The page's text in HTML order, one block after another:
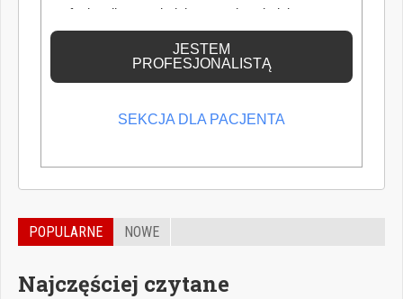
POPULARNE NOWE
Najczęściej czytane
profesjonalistą posiadającym odpowiednią
wiedzę medyczną.
JESTEM
PROFESJONALISTĄ
SEKCJA DLA PACJENTA